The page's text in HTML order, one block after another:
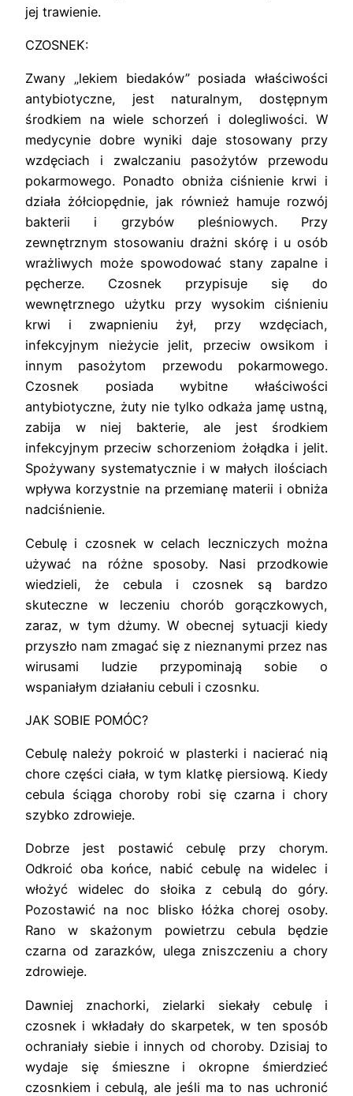
jej trawienie.
CZOSNEK:
Zwany „lekiem biedaków” posiada właściwości
antybiotyczne, jest naturalnym, dostępnym
środkiem na wiele schorzeń i dolegliwości. W
medycynie dobre wyniki daje stosowany przy
wzdęciach i zwalczaniu pasożytów przewodu
pokarmowego. Ponadto obniża ciśnienie krwi i
działa żółciopędnie, jak również hamuje rozwój
bakterii i grzybów pleśniowych. Przy
zewnętrznym stosowaniu drażni skórę i u osób
wrażliwych może spowodować stany zapalne i
pęcherze. Czosnek przypisuje się do
wewnętrznego użytku przy wysokim ciśnieniu
krwi i zwapnieniu żył, przy wzdęciach,
infekcyjnym nieżycie jelit, przeciw owsikom i
innym pasożytom przewodu pokarmowego.
Czosnek posiada wybitne właściwości
antybiotyczne, żuty nie tylko odkaża jamę ustną,
zabija w niej bakterie, ale jest środkiem
infekcyjnym przeciw schorzeniom żołądka i jelit.
Spożywany systematycznie i w małych ilościach
wpływa korzystnie na przemianę materii i obniża
nadciśnienie.
Cebulę i czosnek w celach leczniczych można
używać na różne sposoby. Nasi przodkowie
wiedzieli, że cebula i czosnek są bardzo
skuteczne w leczeniu chorób gorączkowych,
zaraz, w tym dżumy. W obecnej sytuacji kiedy
przyszło nam zmagać się z nieznanymi przez nas
wirusami ludzie przypominają sobie o
wspaniałym działaniu cebuli i czosnku.
JAK SOBIE POMÓC?
Cebulę należy pokroić w plasterki i nacierać nią
chore części ciała, w tym klatkę piersiową. Kiedy
cebula ściąga choroby robi się czarna i chory
szybko zdrowieje.
Dobrze jest postawić cebulę przy chorym.
Odkroić oba końce, nabić cebulę na widelec i
włożyć widelec do słoika z cebulą do góry.
Pozostawić na noc blisko łóżka chorej osoby.
Rano w skażonym powietrzu cebula będzie
czarna od zarazków, ulega zniszczeniu a chory
zdrowieje.
Dawniej znachorki, zielarki siekały cebulę i
czosnek i wkładały do skarpetek, w ten sposób
ochraniały siebie i innych od choroby. Dzisiaj to
wydaje się śmieszne i okropne śmierdzieć
czosnkiem i cebulą, ale jeśli ma to nas uchronić